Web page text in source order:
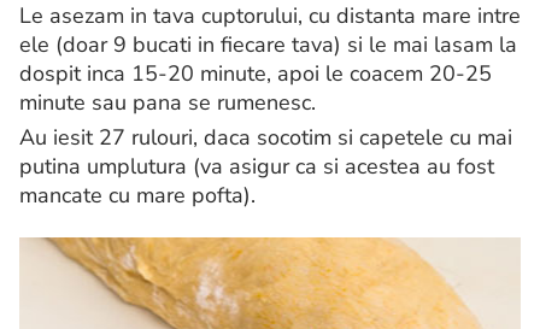
Le asezam in tava cuptorului, cu distanta mare intre
ele (doar 9 bucati in fiecare tava) si le mai lasam la
dospit inca 15-20 minute, apoi le coacem 20-25
minute sau pana se rumenesc.
Au iesit 27 rulouri, daca socotim si capetele cu mai
putina umplutura (va asigur ca si acestea au fost
mancate cu mare pofta).